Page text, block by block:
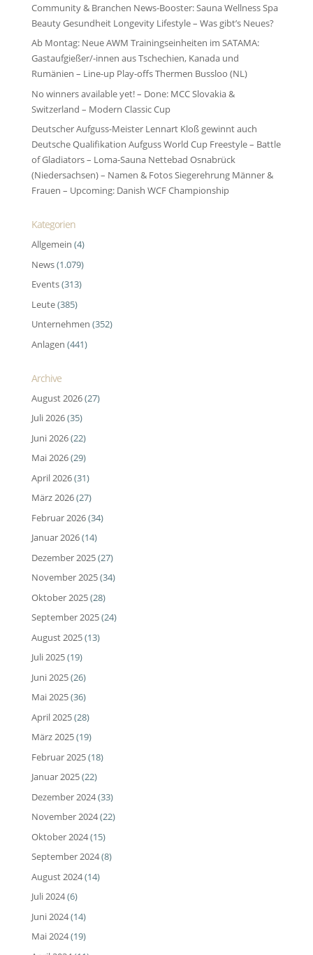
Community & Branchen News-Booster: Sauna Wellness Spa
Beauty Gesundheit Longevity Lifestyle – Was gibt’s Neues?
Ab Montag: Neue AWM Trainingseinheiten im SATAMA:
Gastaufgießer/-innen aus Tschechien, Kanada und
Rumänien – Line-up Play-offs Thermen Bussloo (NL)
No winners available yet! – Done: MCC Slovakia &
Switzerland – Modern Classic Cup
Deutscher Aufguss-Meister Lennart Kloß gewinnt auch
Deutsche Qualifikation Aufguss World Cup Freestyle – Battle
of Gladiators – Loma-Sauna Nettebad Osnabrück
(Niedersachsen) – Namen & Fotos Siegerehrung Männer &
Frauen – Upcoming: Danish WCF Championship
Kategorien
Allgemein (4)
News(1.079)
Events(313)
Leute(385)
Unternehmen (352)
Anlagen (441)
Archive
August 2026(27)
Juli 2026(35)
Juni 2026(22)
Mai 2026(29)
April 2026(31)
März 2026(27)
Februar 2026(34)
Januar 2026(14)
Dezember 2025(27)
November 2025(34)
Oktober 2025(28)
September 2025(24)
August 2025(13)
Juli 2025(19)
Juni 2025(26)
Mai 2025(36)
April 2025(28)
März 2025(19)
Februar 2025(18)
Januar 2025(22)
Dezember 2024(33)
November 2024(22)
Oktober 2024(15)
September 2024(8)
August 2024(14)
Juli 2024(6)
Juni 2024(14)
Mai 2024(19)